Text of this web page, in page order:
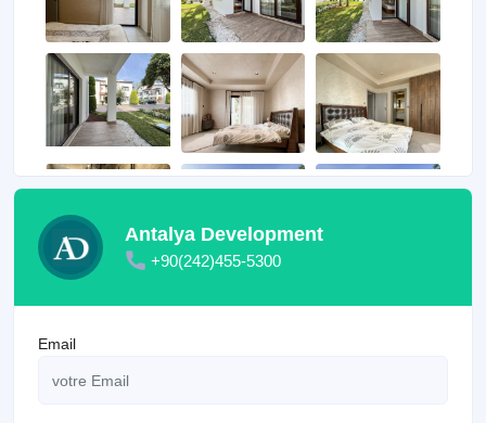
Antalya Development
+90(242)455-5300
Email